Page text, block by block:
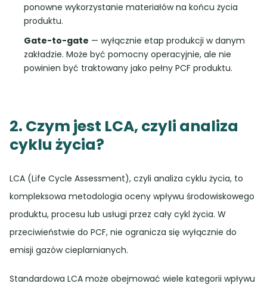
ponowne wykorzystanie materiałów na końcu życia
produktu.
Gate-to-gate — wyłącznie etap produkcji w danym
zakładzie. Może być pomocny operacyjnie, ale nie
powinien być traktowany jako pełny PCF produktu.
2. Czym jest LCA, czyli analiza
cyklu życia?
LCA (Life Cycle Assessment), czyli analiza cyklu życia, to
kompleksowa metodologia oceny wpływu środowiskowego
produktu, procesu lub usługi przez cały cykl życia. W
przeciwieństwie do PCF, nie ogranicza się wyłącznie do
emisji gazów cieplarnianych.
Standardowa LCA może obejmować wiele kategorii wpływu